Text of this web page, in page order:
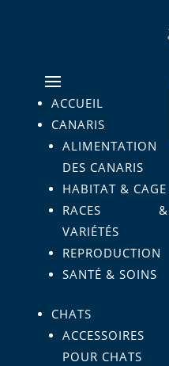
ACCUEIL
CANARIS
ALIMENTATION
DES CANARIS
HABITAT & CAGE
RACES &
VARIÉTÉS
REPRODUCTION
SANTÉ & SOINS
CHATS
ACCESSOIRES
POUR CHATS